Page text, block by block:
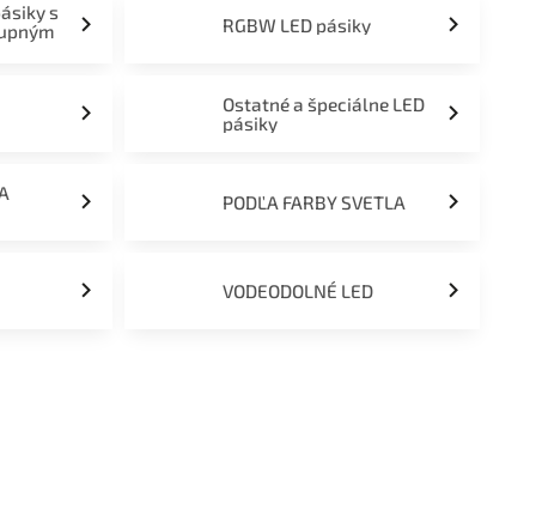
s
RGBW LED pásiky
Ostatné a špeciálne LED
pásiky
PODĽA FARBY SVETLA
VODEODOLNÉ LED